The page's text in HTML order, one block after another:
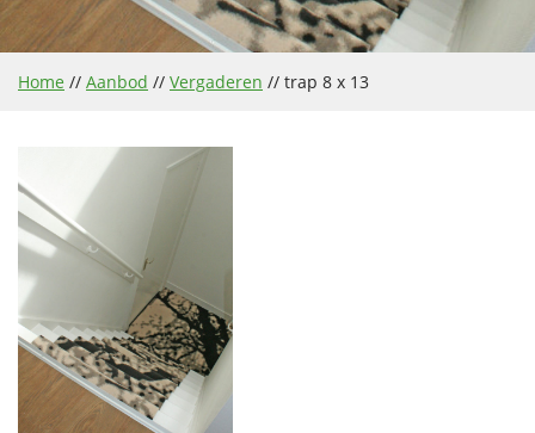
Home // Aanbod // Vergaderen // trap 8 x 13